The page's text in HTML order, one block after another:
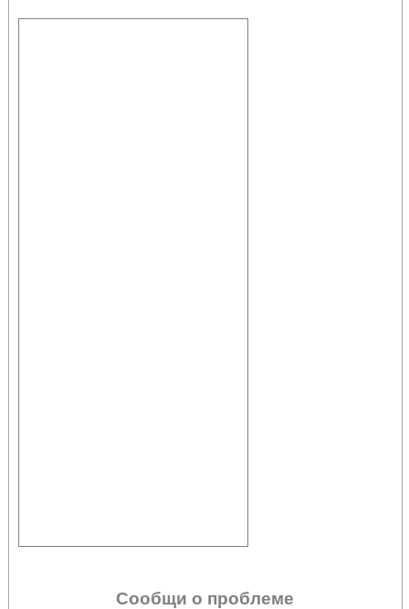
Сообщи о проблеме